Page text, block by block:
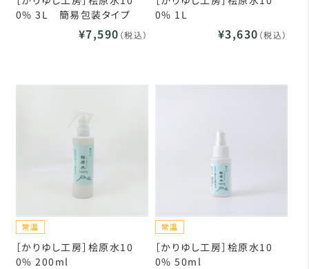
0% 3L 簡易包装タイプ
¥7,590 （税込）
0% 1L
¥3,630 （税込）
［かりゆし工房］桧原水10
0% 200ml
［かりゆし工房］桧原水10
0% 50ml